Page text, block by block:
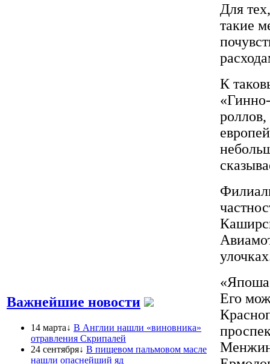
Важнейшие новости
14 марта↓ В Англии нашли «виновника»
отравления Скрипалей
24 сентября↓ В пищевом пальмовом масле
нашли опаснейший яд
Для
такие
К
Его